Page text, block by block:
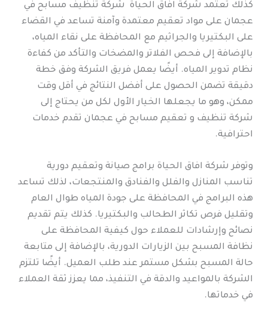
كذلك تعتمد شركة افاق الحياة شركة تنظيف مسابح في
عجمان على مواد تعقيم معتمدة وآمنة تساعد في القضاء
على البكتيريا والجراثيم مع المحافظة على نقاء المياه،
بالإضافة إلى فحص الفلاتر والمضخات والتأكد من كفاءة
نظام تدوير المياه. أيضًا يعمل فريق الشركة وفق خطة
دقيقة تضمن الحصول على أفضل النتائج في أقل وقت
ممكن، وهو ما يجعلها الخيار الأول لكل من يحتاج إلى
شركة تنظيف و تعقيم مسابح في عجمان تقدم خدمات
احترافية.
وتوفر شركة افاق الحياة برامج صيانة وتعقيم دورية
تناسب المنازل والفلل والفنادق والمنتجعات، لذلك تساعد
هذه البرامج في المحافظة على جودة المياه طوال العام
وتقليل فرص تكاثر الطحالب والبكتيريا. كذلك يتم تقديم
نصائح وإرشادات للعملاء حول كيفية المحافظة على
نظافة المسبح بين الزيارات الدورية، بالإضافة إلى متابعة
حالة المسبح بشكل مستمر عند طلب العميل. أيضًا تلتزم
الشركة بالمواعيد والدقة في التنفيذ، مما يعزز ثقة العملاء
في خدماتها.